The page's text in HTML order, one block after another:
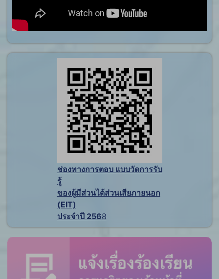
ช่องทางการตอบ แบบวัดการรับ
รู้
ของผู้มีส่วนได้ส่วนเสียภายนอก
(EIT)
ประจำปี 2568